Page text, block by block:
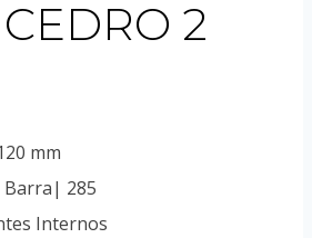
2
mm
Barra| 285
Internos